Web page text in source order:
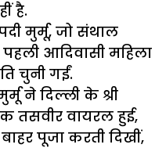
है.
मुर्मू, जो संथाल
आदिवासी महिला
चुनी गईं.
ने दिल्ली के श्री
तसवीर वायरल हुई,
पूजा करती दिखीं,